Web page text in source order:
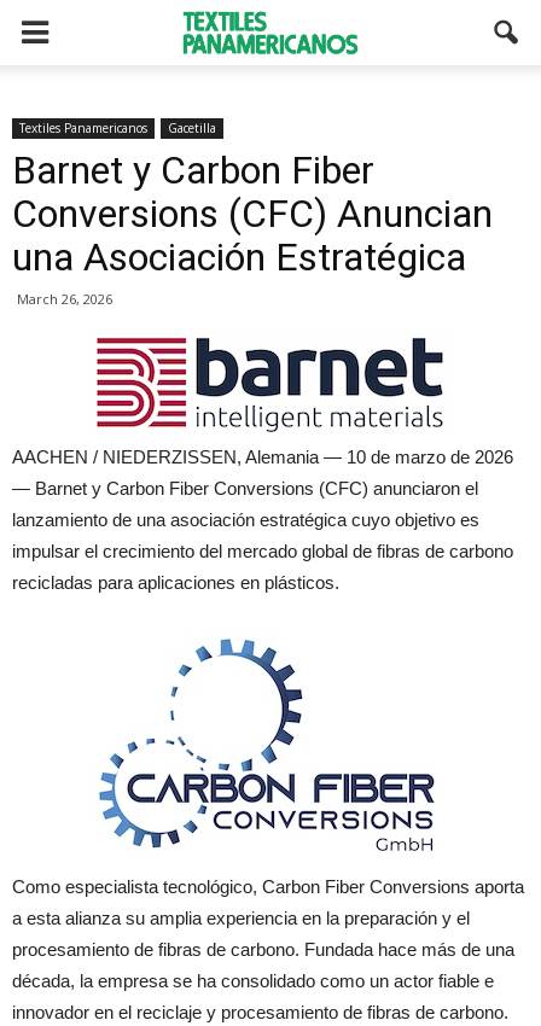
Textiles Panamericanos Gacetilla
Barnet y Carbon Fiber
Conversions (CFC) Anuncian
una Asociación Estratégica
March 26, 2026
AACHEN / NIEDERZISSEN, Alemania — 10 de marzo de 2026
— Barnet y Carbon Fiber Conversions (CFC) anunciaron el
lanzamiento de una asociación estratégica cuyo objetivo es
impulsar el crecimiento del mercado global de fibras de carbono
recicladas para aplicaciones en plásticos.
Como especialista tecnológico, Carbon Fiber Conversions aporta
a esta alianza su amplia experiencia en la preparación y el
procesamiento de fibras de carbono. Fundada hace más de una
década, la empresa se ha consolidado como un actor fiable e
innovador en el reciclaje y procesamiento de fibras de carbono.